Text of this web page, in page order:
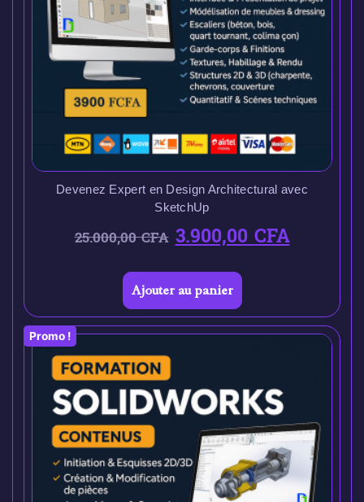
Devenez Expert en Design Architectural avec
SketchUp
25.000,00CFA 3.900,00CFA
Ajouter au panier
Promo !